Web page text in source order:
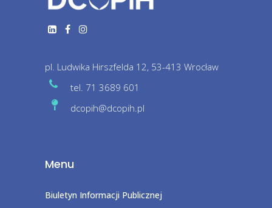
pl. Ludwika Hirszfelda 12, 53-413 Wrocław
tel. 71 3689 601
dcopih@dcopih.pl
Menu
Biuletyn Informacji Publicznej